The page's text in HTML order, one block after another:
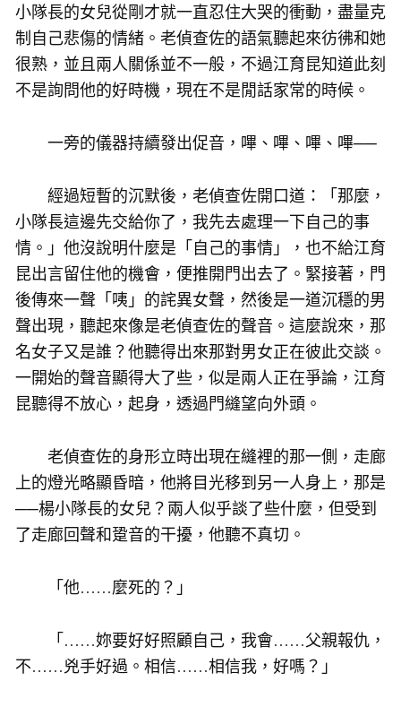
小隊長的女兒從剛才就一直忍住大哭的衝動，盡量克
制自己悲傷的情緒。老偵查佐的語氣聽起來彷彿和她
很熟，並且兩人關係並不一般，不過江育昆知道此刻
不是詢問他的好時機，現在不是閒話家常的時候。
一旁的儀器持續發出促音，嗶、嗶、嗶、嗶──
經過短暫的沉默後，老偵查佐開口道：「那麼，
小隊長這邊先交給你了，我先去處理一下自己的事
情。」他沒說明什麼是「自己的事情」，也不給江育
昆出言留住他的機會，便推開門出去了。緊接著，門
後傳來一聲「咦」的詫異女聲，然後是一道沉穩的男
聲出現，聽起來像是老偵查佐的聲音。這麼說來，那
名女子又是誰？他聽得出來那對男女正在彼此交談。
一開始的聲音顯得大了些，似是兩人正在爭論，江育
昆聽得不放心，起身，透過門縫望向外頭。
老偵查佐的身形立時出現在縫裡的那一側，走廊
上的燈光略顯昏暗，他將目光移到另一人身上，那是
──楊小隊長的女兒？兩人似乎談了些什麼，但受到
了走廊回聲和跫音的干擾，他聽不真切。
「他……麼死的？」
「……妳要好好照顧自己，我會……父親報仇，
不……兇手好過。相信……相信我，好嗎？」